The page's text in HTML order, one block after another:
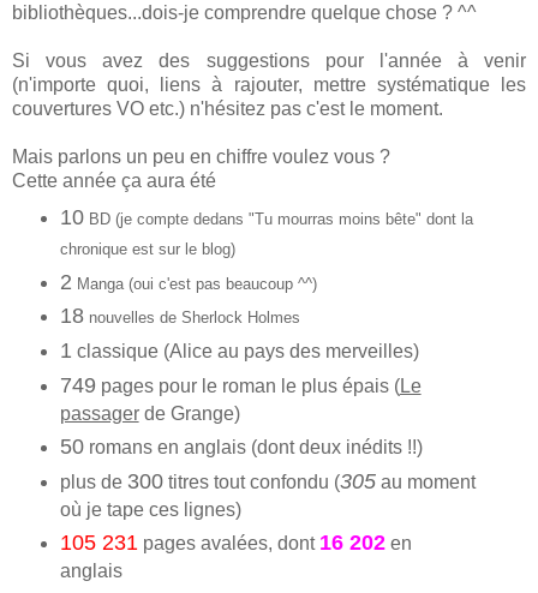
bibliothèques...dois-je comprendre quelque chose ? ^^
Si vous avez des suggestions pour l'année à venir
(n'importe quoi, liens à rajouter, mettre systématique les
couvertures VO etc.) n'hésitez pas c'est le moment.
Mais parlons un peu en chiffre voulez vous ?
Cette année ça aura été
10BD (je compte dedans "Tu mourras moins bête" dont la
chronique est sur le blog)
2 Manga (oui c'est pas beaucoup ^^)
18nouvelles de Sherlock Holmes
1 classique (Alice au pays des merveilles)
749 pages pour le roman le plus épais (Le
passagerde Grange)
50romans en anglais (dont deux inédits !!)
plus de 300titres tout confondu (305au moment
où je tape ces lignes)
105 231 pages avalées, dont 16 202en
anglais